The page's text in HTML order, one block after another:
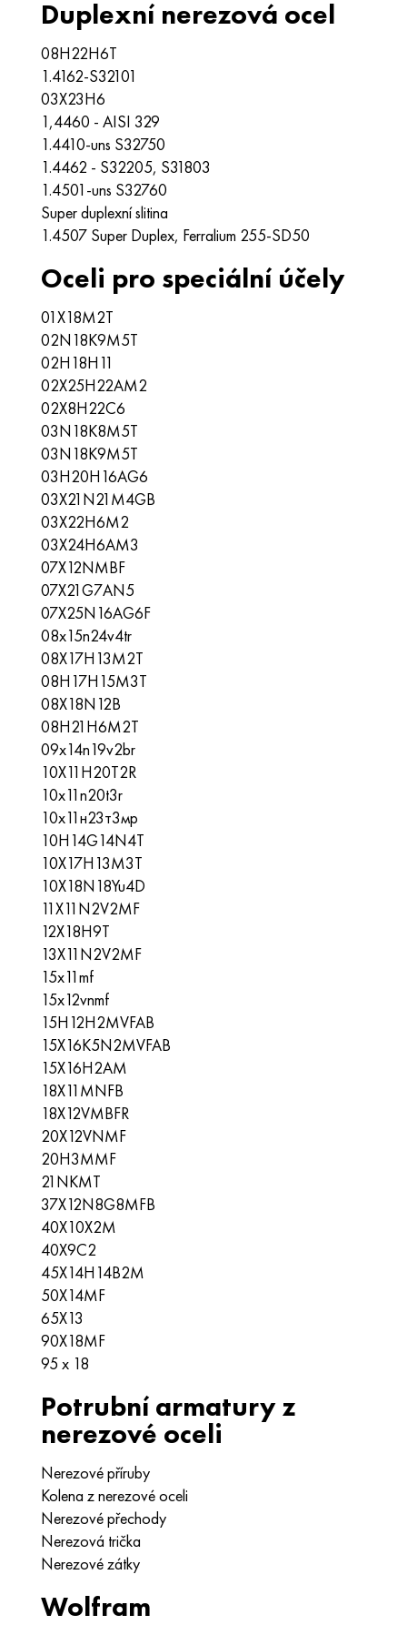
Duplexní nerezová ocel
08H22H6Т
1.4162-S32101
03X23H6
1,4460 - AISI 329
1.4410-uns S32750
1.4462 - S32205, S31803
1.4501-uns S32760
Super duplexní slitina
1.4507 Super Duplex, Ferralium 255-SD50
Oceli pro speciální účely
01X18M2T
02N18K9M5T
02H18Н11
02X25H22AM2
02Х8Н22С6
03N18K8M5T
03N18K9M5T
03H20H16AG6
03X21N21M4GB
03Х22Н6М2
03X24H6AM3
07X12NMBF
07X21G7AN5
07X25N16AG6F
08x15n24v4tr
08X17H13M2T
08H17H15M3Т
08X18N12B
08H21H6M2Т
09x14n19v2br
10X11H20T2R
10x11n20t3r
10х11н23т3мр
10H14G14N4T
10X17H13M3T
10X18N18Yu4D
11X11N2V2MF
12Х18Н9Т
13X11N2V2MF
15x11mf
15x12vnmf
15H12H2MVFAB
15X16K5N2MVFAB
15X16H2AM
18X11MNFB
18X12VMBFR
20X12VNMF
20H3MMF
21NKMT
37X12N8G8MFB
40X10X2M
40Х9С2
45Х14Н14В2М
50X14MF
65X13
90X18MF
95 x 18
Potrubní armatury z
nerezové oceli
Nerezové příruby
Kolena z nerezové oceli
Nerezové přechody
Nerezová trička
Nerezové zátky
Wolfram